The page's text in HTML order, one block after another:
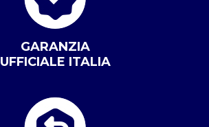
GARANZIA
UFFICIALE ITALIA